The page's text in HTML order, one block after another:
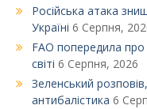
Російська атака
Україні 6 Серпня,
FAO попередила
світі 6 Серпня, 2026
Зеленський
антибалістика 6